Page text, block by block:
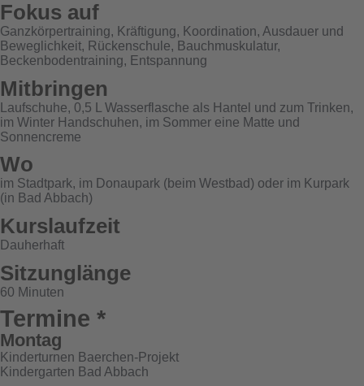
Fokus auf
Ganzkörpertraining, Kräftigung, Koordination, Ausdauer und
Beweglichkeit, Rückenschule, Bauchmuskulatur,
Beckenbodentraining, Entspannung
Mitbringen
Laufschuhe, 0,5 L Wasserflasche als Hantel und zum Trinken,
im Winter Handschuhen, im Sommer eine Matte und
Sonnencreme
Wo
im Stadtpark, im Donaupark (beim Westbad) oder im Kurpark
(in Bad Abbach)
Kurslaufzeit
Dauherhaft
Sitzunglänge
60 Minuten
Termine *
Montag
Kinderturnen Baerchen-Projekt
Kindergarten Bad Abbach